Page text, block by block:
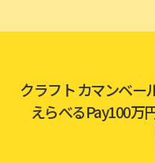
合がございます。
予めご了承くだ
クラフト カマンベー
えらべるPay100万